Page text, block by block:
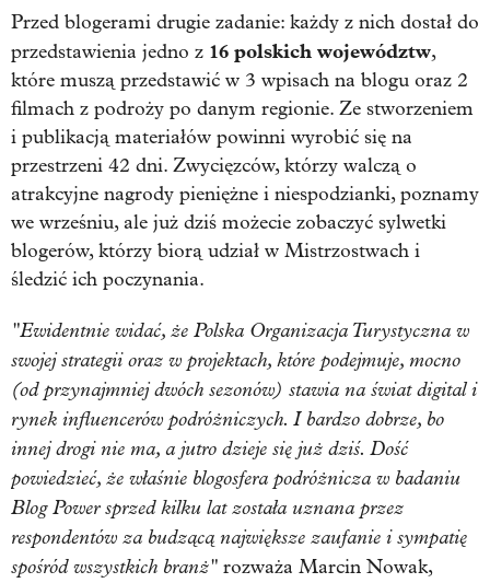
Przed blogerami drugie zadanie: każdy z nich dostał do
przedstawienia jedno z 16 polskich województw,
które muszą przedstawić w 3 wpisach na blogu oraz 2
filmach z podroży po danym regionie. Ze stworzeniem
i publikacją materiałów powinni wyrobić się na
przestrzeni 42 dni. Zwycięzców, którzy walczą o
atrakcyjne nagrody pieniężne i niespodzianki, poznamy
we wrześniu, ale już dziś możecie zobaczyć sylwetki
blogerów, którzy biorą udział w Mistrzostwach i
śledzić ich poczynania.
"Ewidentnie widać, że Polska Organizacja Turystyczna w
swojej strategii oraz w projektach, które podejmuje, mocno
(od przynajmniej dwóch sezonów) stawia na świat digital i
rynek influencerów podróżniczych. I bardzo dobrze, bo
innej drogi nie ma, a jutro dzieje się już dziś. Dość
powiedzieć, że właśnie blogosfera podróżnicza w badaniu
Blog Power sprzed kilku lat została uznana przez
respondentów za budzącą największe zaufanie i sympatię
spośród wszystkich branż" rozważa Marcin Nowak,